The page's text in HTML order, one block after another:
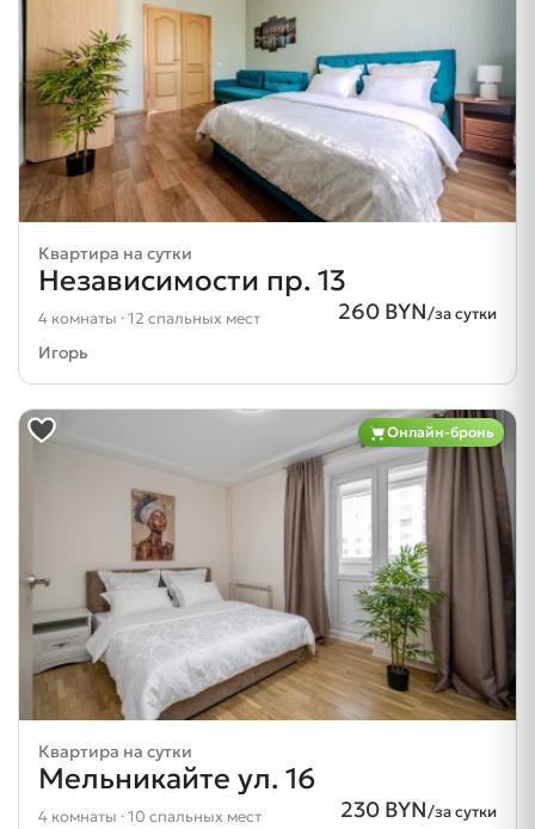
Квартира на сутки
Независимости пр. 13
260 BYN/за сутки
4 комнаты · 12 спальных мест
Игорь
Онлайн-бронь
Квартира на сутки
Мельникайте ул. 16
230 BYN/за сутки
4 комнаты · 10 спальных мест